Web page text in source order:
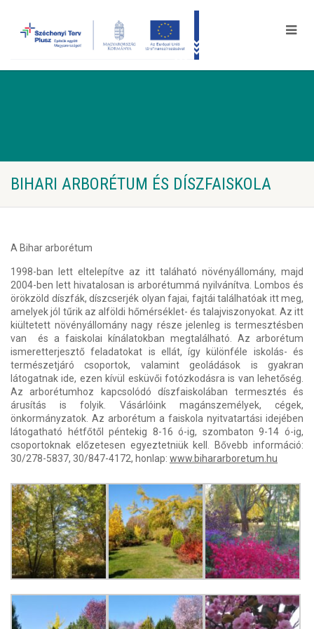
BIHARI ARBORÉTUM ÉS DÍSZFAISKOLA
A Bihar arborétum
1998-ban lett eltelepítve az itt taláható növényállomány, majd
2004-ben lett hivatalosan is arborétummá nyilvánítva. Lombos és
örökzöld díszfák, díszcserjék olyan fajai, fajtái találhatóak itt meg,
amelyek jól tűrik az alföldi hőmérséklet- és talajviszonyokat. Az itt
kiültetett növényállomány nagy része jelenleg is termesztésben
van és a faiskolai kínálatokban megtalálható. Az arborétum
ismeretterjesztő feladatokat is ellát, így különféle iskolás- és
természetjáró csoportok, valamint geoládások is gyakran
látogatnak ide, ezen kívül esküvői fotózkodásra is van lehetőség.
Az arborétumhoz kapcsolódó díszfaiskolában termesztés és
árusítás is folyik. Vásárlóink magánszemélyek, cégek,
önkormányzatok. Az arborétum a faiskola nyitvatartási idejében
látogatható hétfőtől péntekig 8-16 ó-ig, szombaton 9-14 ó-ig,
csoportoknak előzetesen egyeztetniük kell. Bővebb információ:
30/278-5837, 30/847-4172, honlap: www.bihararboretum.hu